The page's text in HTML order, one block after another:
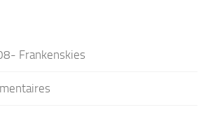
Frankenskies